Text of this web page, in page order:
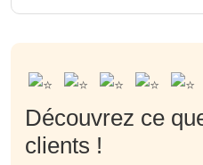
Découvrez ce
clients !